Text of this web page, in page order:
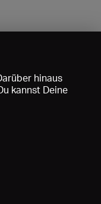
hinaus
kannst Deine